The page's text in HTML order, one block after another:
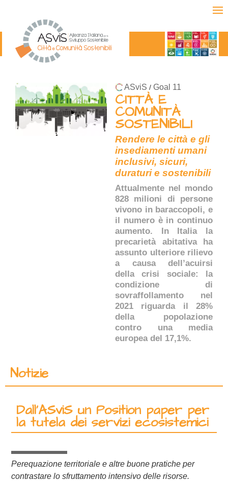
ASviS / Goal 11
CITTÀ E
COMUNITÀ
SOSTENIBILI
Rendere le città e gli
insediamenti umani
inclusivi, sicuri,
duraturi e sostenibili
Attualmente nel mondo
828 milioni di persone
vivono in baraccopoli, e
il numero è in continuo
aumento. In Italia la
precarietà abitativa ha
assunto ulteriore rilievo
a causa dell’acuirsi
della crisi sociale: la
condizione di
sovraffollamento nel
2021 riguarda il 28%
della popolazione
contro una media
europea del 17,1%.
Notizie
Dall’ASviS un Position paper per
la tutela dei servizi ecosistemici
Perequazione territoriale e altre buone pratiche per
contrastare lo sfruttamento intensivo delle risorse.